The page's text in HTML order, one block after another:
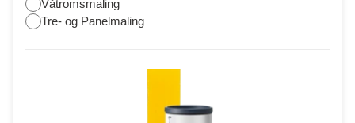
Våtromsmaling
Tre- og Panelmaling